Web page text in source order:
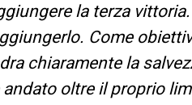
la terza
Come
chiaramente la
oltre il proprio